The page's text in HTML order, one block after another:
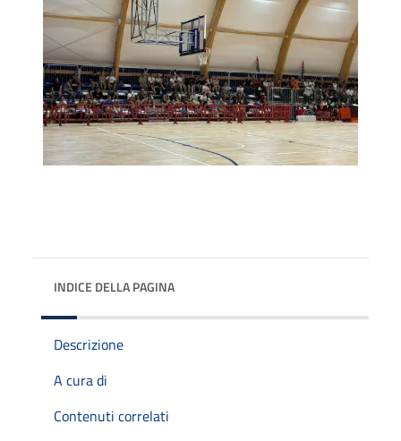
INDICE DELLA PAGINA
Descrizione
A cura di
Contenuti correlati